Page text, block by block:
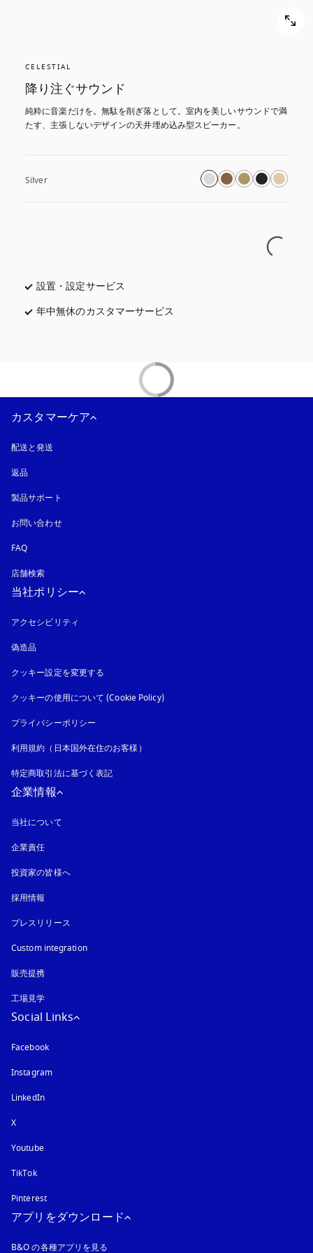
CELESTIAL
降り注ぐサウンド
純粋に音楽だけを。無駄を削ぎ落として。室内を美しいサウンドで満
たす、主張しないデザインの天井埋め込み型スピーカー。
Silver
設置・設定サービス
年中無休のカスタマーサービス
カスタマーケア
配送と発送
返品
製品サポート
お問い合わせ
FAQ
店舗検索
当社ポリシー
アクセシビリティ
偽造品
クッキー設定を変更する
クッキーの使用について (Cookie Policy)新しいタブに表示されます
プライバシーポリシー
利用規約（日本国外在住のお客様）
特定商取引法に基づく表記
企業情報
当社について
企業責任
投資家の皆様へ
採用情報
プレスリリース
Custom integration
販売提携
工場見学
Social Links
Facebook
Instagram新しいタブに表示されます
LinkedIn
X
Youtube新しいタブに表示されます
TikTok
Pinterest
アプリをダウンロード
B&O の各種アプリを見る